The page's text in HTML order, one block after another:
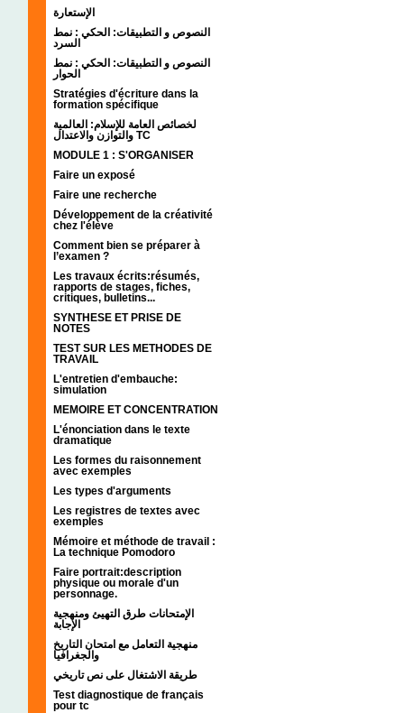
الإستعارة
النصوص و التطبيقات: الحكي : نمط
السرد
النصوص و التطبيقات: الحكي : نمط
الحوار
Stratégies d'écriture dans la
formation spécifique
لخصائص العامة للإسلام: العالمية
والتوازن والاعتدال TC
MODULE 1 : S'ORGANISER
Faire un exposé
Faire une recherche
Développement de la créativité
chez l'élève
Comment bien se préparer à
l’examen ?
Les travaux écrits:résumés,
rapports de stages, fiches,
critiques, bulletins...
SYNTHESE ET PRISE DE
NOTES
TEST SUR LES METHODES DE
TRAVAIL
L'entretien d'embauche:
simulation
MEMOIRE ET CONCENTRATION
L'énonciation dans le texte
dramatique
Les formes du raisonnement
avec exemples
Les types d'arguments
Les registres de textes avec
exemples
Mémoire et méthode de travail :
La technique Pomodoro
Faire portrait:description
physique ou morale d'un
personnage.
الإمتحانات طرق التهيئ ومنهجية
الإجابة
منهجية التعامل مع امتحان التاريخ
والجغرافيا
طريقة الاشتغال على نص تاريخي
Test diagnostique de français
pour tc